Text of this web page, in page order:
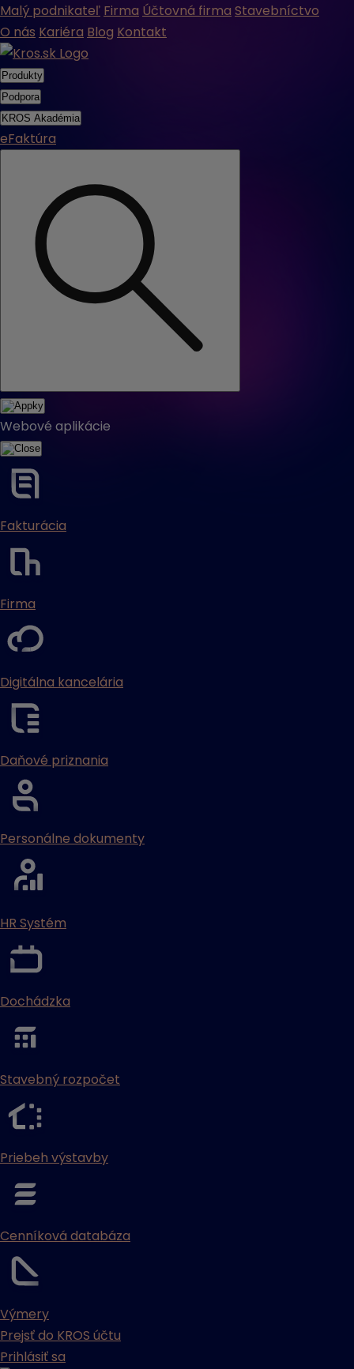
Malý podnikateľ Firma Účtovná firma Stavebníctvo
O nás Kariéra Blog Kontakt
Produkty
Podpora
KROS Akadémia
eFaktúra
Webové aplikácie
Fakturácia
Firma
Digitálna kancelária
Daňové priznania
Personálne dokumenty
HR Systém
Dochádzka
Stavebný rozpočet
Priebeh výstavby
Cenníková databáza
Výmery
Prejsť do KROS účtu
Prihlásiť sa